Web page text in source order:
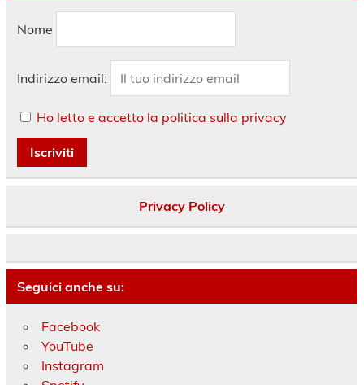
Nome
Indirizzo email:
Ho letto e accetto la politica sulla privacy
Privacy Policy
Seguici anche su:
Facebook
YouTube
Instagram